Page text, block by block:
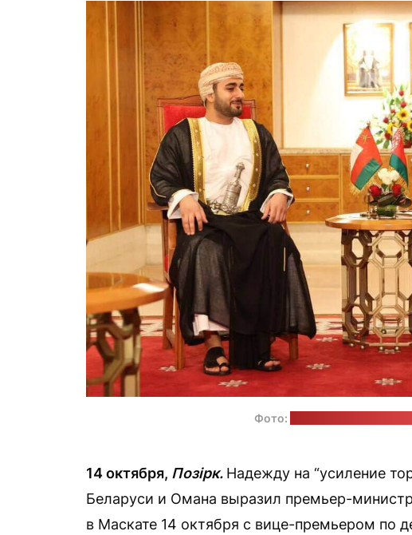
Фото:
14 октября, Позірк. Надежду на “усиление
Беларуси и Омана выразил премьер-
в Маскате 14 октября с вице-премьером по